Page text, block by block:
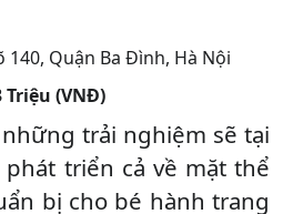
140, Quận Ba Đình, Hà Nội
Triệu (VNĐ)
trải nghiệm sẽ tại
triển cả về mặt thể
bị cho bé hành trang